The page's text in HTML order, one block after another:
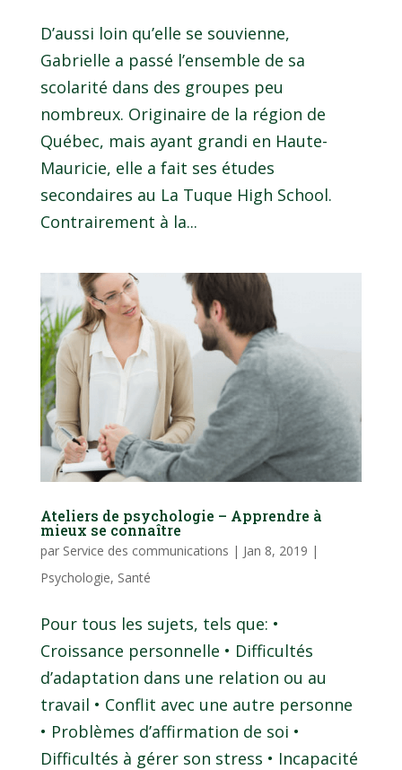
D’aussi loin qu’elle se souvienne,
Gabrielle a passé l’ensemble de sa
scolarité dans des groupes peu
nombreux. Originaire de la région de
Québec, mais ayant grandi en Haute-
Mauricie, elle a fait ses études
secondaires au La Tuque High School.
Contrairement à la...
Ateliers de psychologie – Apprendre à
mieux se connaître
par Service des communications | Jan 8, 2019 |
Psychologie, Santé
Pour tous les sujets, tels que: •
Croissance personnelle • Difficultés
d’adaptation dans une relation ou au
travail • Conflit avec une autre personne
• Problèmes d’affirmation de soi •
Difficultés à gérer son stress • Incapacité